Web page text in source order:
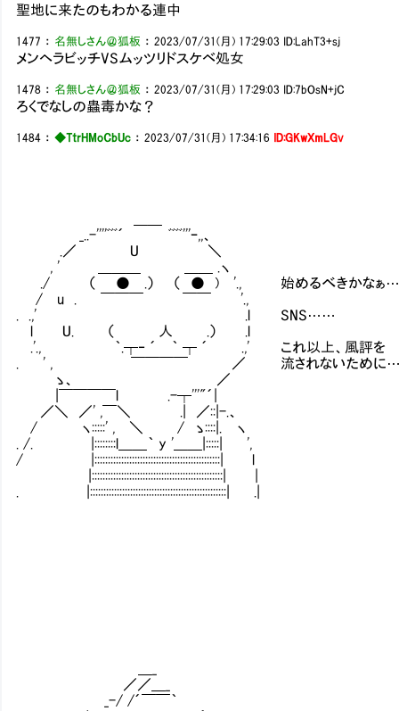
聖地に来たのもわかる連中
1477 ： 名無しさん＠狐板 ：2023/07/31(月) 17:29:03 ID:LahT3+sj
メンヘラビッチVSムッツリドスケベ処女
1478 ： 名無しさん＠狐板 ：2023/07/31(月) 17:29:03 ID:7bOsN+jC
ろくでなしの蟲毒かな？
1484 ：◆TtrHMoCbUc ：2023/07/31(月) 17:34:16 ID:GKwXmLGv
_..-''''ﾞﾞﾞ´ ﾞﾞﾞﾞ'''ｰ,,、
.／ U ＼
, ' ＿＿＿ ＿＿ .ヽ
./ （ ● .） （ ● ) '., 始めるべきかなぁ
/ u . ￣￣￣ ￣￣ '., ／【コメント】
. .,' .l SNS…… | 歓
l U. （ 人 .） .l ＼＿＿＿＿＿＿
.'., ｀.┬‐ ´ ｀ ┬ ´ .,' これ以上、風評を ／【コ
. ' , ￣￣￣￣ ／ 流されないために…… | あん
ゝ、 ／ ＼＿＿＿＿＿＿＿
|￣￣￣￣l .-┬'''"´| ／【コメント】
／＼ ／' ,￣＼ .| ／::|-.、 | どうせ聖
/ ヽ:::::' , ＼ / ゝ::::|. ヽ ＼＿＿＿＿
. /. |::::::::l＿＿｀ y '＿＿|:::::| ', ／【コメン
/ |:::::::::::::::::::::::::::::::::::::::::::::::| l | 承認
|:::::::::::::::::::::::::::::::::::::::::::::::::| | ＼＿＿
. |:::::::::::::::::::::::::::::::::::::::::::::::::::| .| ／【コ
／／＿_
_-/ /´￣￣｀